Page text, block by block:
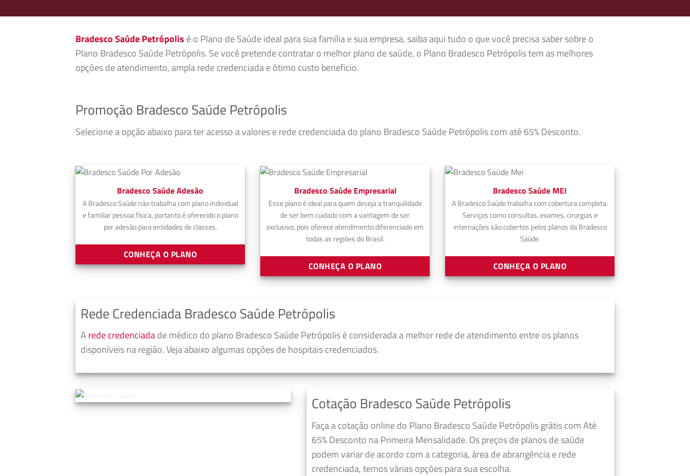
Bradesco Saúde Petrópolis é o Plano de Saúde ideal para sua família e sua empresa, saiba aqui tudo o que você precisa saber sobre o
Plano Bradesco Saúde Petrópolis. Se você pretende contratar o melhor plano de saúde, o Plano Bradesco Petrópolis tem as melhores
opções de atendimento, ampla rede credenciada e ótimo custo beneficio.
Promoção Bradesco Saúde Petrópolis
Selecione a opção abaixo para ter acesso a valores e rede credenciada do plano Bradesco Saúde Petrópolis com até 65% Desconto.
Bradesco Saúde Adesão
A Bradesco Saúde não trabalha com plano individual
e familiar pessoa física, portanto é oferecido o plano
por adesão para entidades de classes.
CONHEÇA O PLANO
Bradesco Saúde Empresarial
Esse plano é ideal para quem deseja a tranquilidade
de ser bem cuidado com a vantagem de ser
exclusivo, pois oferece atendimento diferenciado em
todas as regiões do Brasil.
CONHEÇA O PLANO
Bradesco Saúde MEI
A Bradesco Saúde trabalha com cobertura completa.
Serviços como consultas, exames, cirurgias e
internações são cobertos pelos planos da Bradesco
Saúde.
CONHEÇA O PLANO
Rede Credenciada Bradesco Saúde Petrópolis
A rede credenciadade médico do plano Bradesco Saúde Petrópolis é considerada a melhor rede de atendimento entre os planos
disponíveis na região. Veja abaixo algumas opções de hospitais credenciados.
Cotação Bradesco Saúde Petrópolis
Faça a cotação online do Plano Bradesco Saúde Petrópolis grátis com Até
65% Desconto na Primeira Mensalidade. Os preços de planos de saúde
podem variar de acordo com a categoria, área de abrangência e rede
credenciada, temos várias opções para sua escolha.